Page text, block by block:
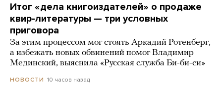
Итог «дела книгоиздателей» о продаже
квир-литературы — три условных
приговора
За этим процессом мог стоять Аркадий Ротенберг,
а избежать новых обвинений помог Владимир
Мединский, выяснила «Русская служба Би-би-си»
НОВОСТИ 10 часов назад